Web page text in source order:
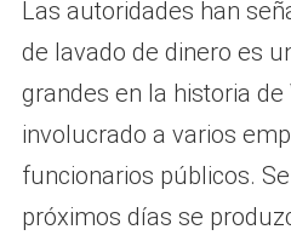
Las autoridades han
de lavado de dinero es
grandes en la historia de
involucrado a varios
funcionarios públicos.
próximos días se